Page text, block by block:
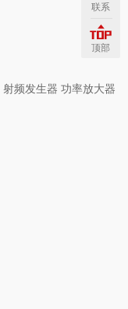
射频发生器 功率放大器
联系
顶部